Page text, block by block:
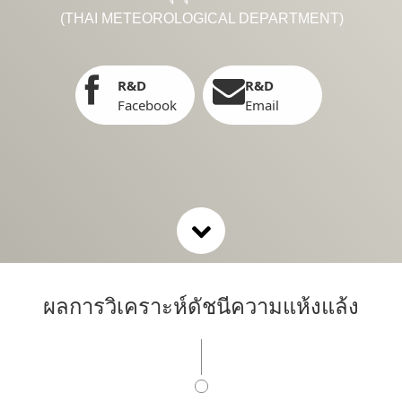
(THAI METEOROLOGICAL DEPARTMENT)
R&D
Facebook
R&D
Email
ผลการวิเคราะห์ดัชนีความแห้งแล้ง